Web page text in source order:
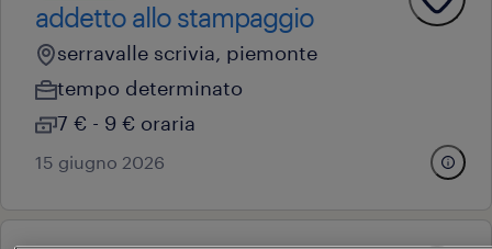
addetto allo stampaggio
serravalle scrivia, piemonte
tempo determinato
7 € - 9 € oraria
15 giugno 2026